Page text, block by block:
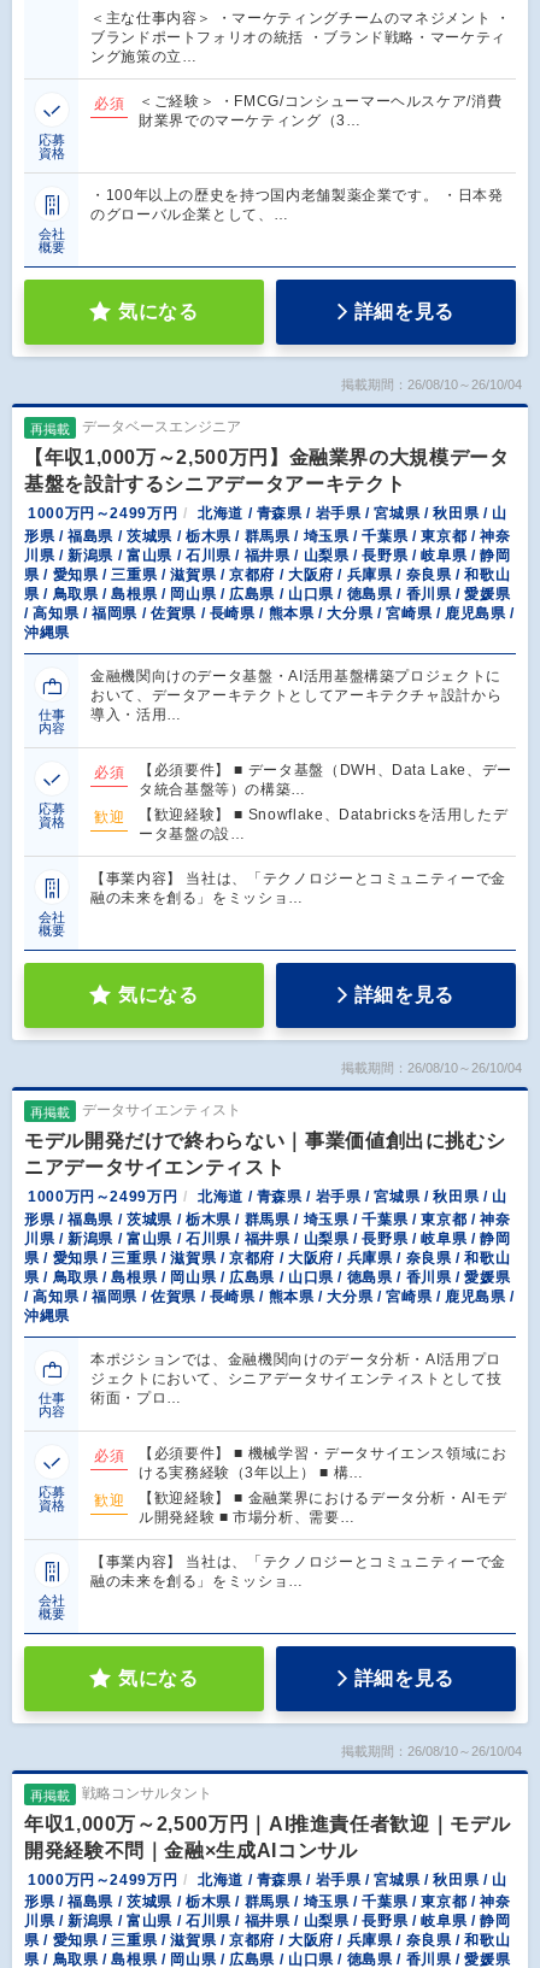
＜主な仕事内容＞ ・マーケティングチームのマネジメント ・
ブランドポートフォリオの統括 ・ブランド戦略・マーケティ
ング施策の立…
応募
資格
必須
＜ご経験＞ ・FMCG/コンシューマーヘルスケア/消費
財業界でのマーケティング（3…
会社
概要
・100年以上の歴史を持つ国内老舗製薬企業です。 ・日本発
のグローバル企業として、…
気になる 詳細を見る
掲載期間：26/08/10～26/10/04
再掲載 データベースエンジニア
【年収1,000万～2,500万円】金融業界の大規模データ
基盤を設計するシニアデータアーキテクト
1000万円～2499万円
北海道 / 青森県 / 岩手県 / 宮城県 / 秋田県 / 山
形県 / 福島県 / 茨城県 / 栃木県 / 群馬県 / 埼玉県 / 千葉県 / 東京都 / 神奈
川県 / 新潟県 / 富山県 / 石川県 / 福井県 / 山梨県 / 長野県 / 岐阜県 / 静岡
県 / 愛知県 / 三重県 / 滋賀県 / 京都府 / 大阪府 / 兵庫県 / 奈良県 / 和歌山
県 / 鳥取県 / 島根県 / 岡山県 / 広島県 / 山口県 / 徳島県 / 香川県 / 愛媛県
/ 高知県 / 福岡県 / 佐賀県 / 長崎県 / 熊本県 / 大分県 / 宮崎県 / 鹿児島県 /
沖縄県
仕事
内容
金融機関向けのデータ基盤・AI活用基盤構築プロジェクトに
おいて、データアーキテクトとしてアーキテクチャ設計から
導入・活用…
応募
資格
必須
【必須要件】 ■ データ基盤（DWH、Data Lake、デー
タ統合基盤等）の構築…
歓迎
【歓迎経験】 ■ Snowflake、Databricksを活用したデ
ータ基盤の設…
会社
概要
【事業内容】 当社は、「テクノロジーとコミュニティーで金
融の未来を創る」をミッショ…
気になる 詳細を見る
掲載期間：26/08/10～26/10/04
再掲載 データサイエンティスト
モデル開発だけで終わらない｜事業価値創出に挑むシ
ニアデータサイエンティスト
1000万円～2499万円
北海道 / 青森県 / 岩手県 / 宮城県 / 秋田県 / 山
形県 / 福島県 / 茨城県 / 栃木県 / 群馬県 / 埼玉県 / 千葉県 / 東京都 / 神奈
川県 / 新潟県 / 富山県 / 石川県 / 福井県 / 山梨県 / 長野県 / 岐阜県 / 静岡
県 / 愛知県 / 三重県 / 滋賀県 / 京都府 / 大阪府 / 兵庫県 / 奈良県 / 和歌山
県 / 鳥取県 / 島根県 / 岡山県 / 広島県 / 山口県 / 徳島県 / 香川県 / 愛媛県
/ 高知県 / 福岡県 / 佐賀県 / 長崎県 / 熊本県 / 大分県 / 宮崎県 / 鹿児島県 /
沖縄県
仕事
内容
本ポジションでは、金融機関向けのデータ分析・AI活用プロ
ジェクトにおいて、シニアデータサイエンティストとして技
術面・プロ…
応募
資格
必須
【必須要件】 ■ 機械学習・データサイエンス領域にお
ける実務経験（3年以上） ■ 構…
歓迎
【歓迎経験】 ■ 金融業界におけるデータ分析・AIモデ
ル開発経験 ■ 市場分析、需要…
会社
概要
【事業内容】 当社は、「テクノロジーとコミュニティーで金
融の未来を創る」をミッショ…
気になる 詳細を見る
掲載期間：26/08/10～26/10/04
再掲載 戦略コンサルタント
年収1,000万～2,500万円｜AI推進責任者歓迎｜モデル
開発経験不問｜金融×生成AIコンサル
1000万円～2499万円
北海道 / 青森県 / 岩手県 / 宮城県 / 秋田県 / 山
形県 / 福島県 / 茨城県 / 栃木県 / 群馬県 / 埼玉県 / 千葉県 / 東京都 / 神奈
川県 / 新潟県 / 富山県 / 石川県 / 福井県 / 山梨県 / 長野県 / 岐阜県 / 静岡
県 / 愛知県 / 三重県 / 滋賀県 / 京都府 / 大阪府 / 兵庫県 / 奈良県 / 和歌山
県 / 鳥取県 / 島根県 / 岡山県 / 広島県 / 山口県 / 徳島県 / 香川県 / 愛媛県